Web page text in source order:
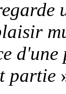
partie